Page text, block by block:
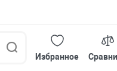
Избранное